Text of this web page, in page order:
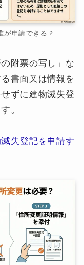
が申請できる？
附票の写し」な
書面又は情報を
ずに建物滅失登
。
失登記を申請す